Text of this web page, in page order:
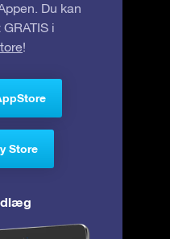
Du kan
i
!
Store